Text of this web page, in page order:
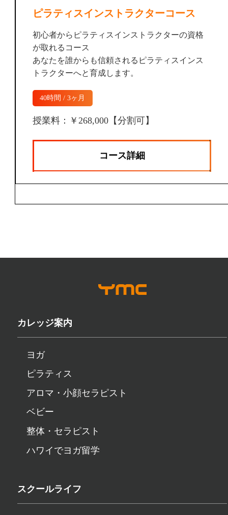
ピラティスインストラクターコース
初心者からピラティスインストラクターの資格
が取れるコース
あなたを誰からも信頼されるピラティスインス
トラクターへと育成します。
40時間 / 3ヶ月
授業料：￥268,000【分割可】
コース詳細
カレッジ案内
ヨガ
ピラティス
アロマ・小顔セラピスト
ベビー
整体・セラピスト
ハワイでヨガ留学
スクールライフ